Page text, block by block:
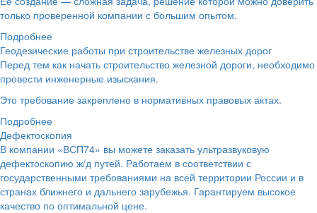
только проверенной компании с большим опытом.
Подробнее
Геодезические работы при строительстве железных дорог
Перед тем как начать строительство железной дороги, необходимо
провести инженерные изыскания.
Это требование закреплено в нормативных правовых актах.
Подробнее
Дефектоскопия
В компании «ВСП74» вы можете заказать ультразвуковую
дефектоскопию ж/д путей. Работаем в соответствии с
государственными требованиями на всей территории России и в
странах ближнего и дальнего зарубежья. Гарантируем высокое
качество по оптимальной цене.